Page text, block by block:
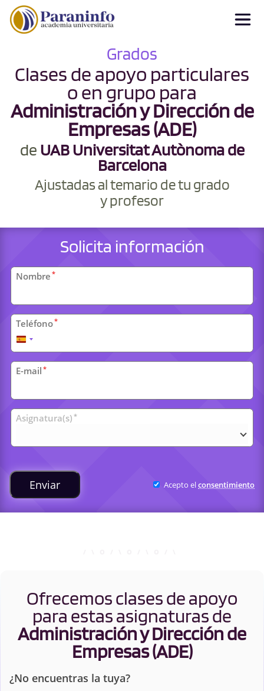
Grados
Clases de apoyo particulares
o en grupo para
Administración y Dirección de
Empresas (ADE)
de UAB Universitat Autònoma de
Barcelona
Ajustadas al temario de tu grado
y profesor
Solicita información
Datos
personales
Nombre *
Teléfono*
España
+34
E-mail *
Clases
universitarias
Asignatura(s) *
Enviar Acepto elconsentimiento
Ofrecemos clases de apoyo
para estas asignaturas de
Administración y Dirección de
Empresas (ADE)
¿No encuentras la tuya?